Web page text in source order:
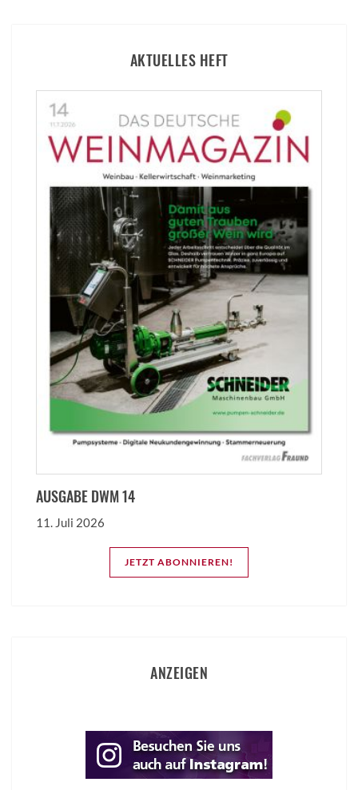
AKTUELLES HEFT
AUSGABE DWM 14
11. Juli 2026
JETZT ABONNIEREN!
ANZEIGEN